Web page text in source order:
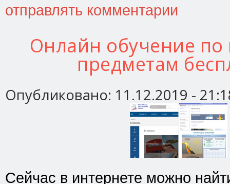
отправлять комментарии
Онлайн обучение
предметам
Опубликовано: 11.12.2019 -
Сейчас в интернете можно